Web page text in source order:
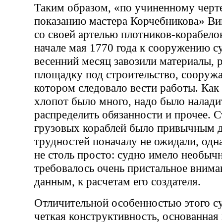
Таким образом, «по учиненному
показанию мастера Корчебникова»
со своей артелью плотников-
начале мая 1770 года к сооружению
весенний месяц завозили материалы,
площадку под строительство,
котором следовало вести работы. Как
хлопот было много, надо было
распределить обязанности и прочее.
грузовых кораблей было привычным
трудностей поначалу не ожидали,
не столь просто: судно имело
требовалось очень пристальное
данным, к расчетам его создателя.
Отличительной особенностью этого
четкая конструктивность,